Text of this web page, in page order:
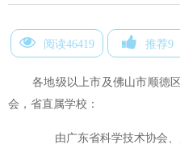
阅读46419 推荐9
各地级以上市及佛山市顺德
会，省直属学校：
由广东省科学技术协会、